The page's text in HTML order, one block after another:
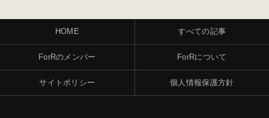
HOME すべての記事
ForRのメンバー ForRについて
サイトポリシー 個人情報保護方針